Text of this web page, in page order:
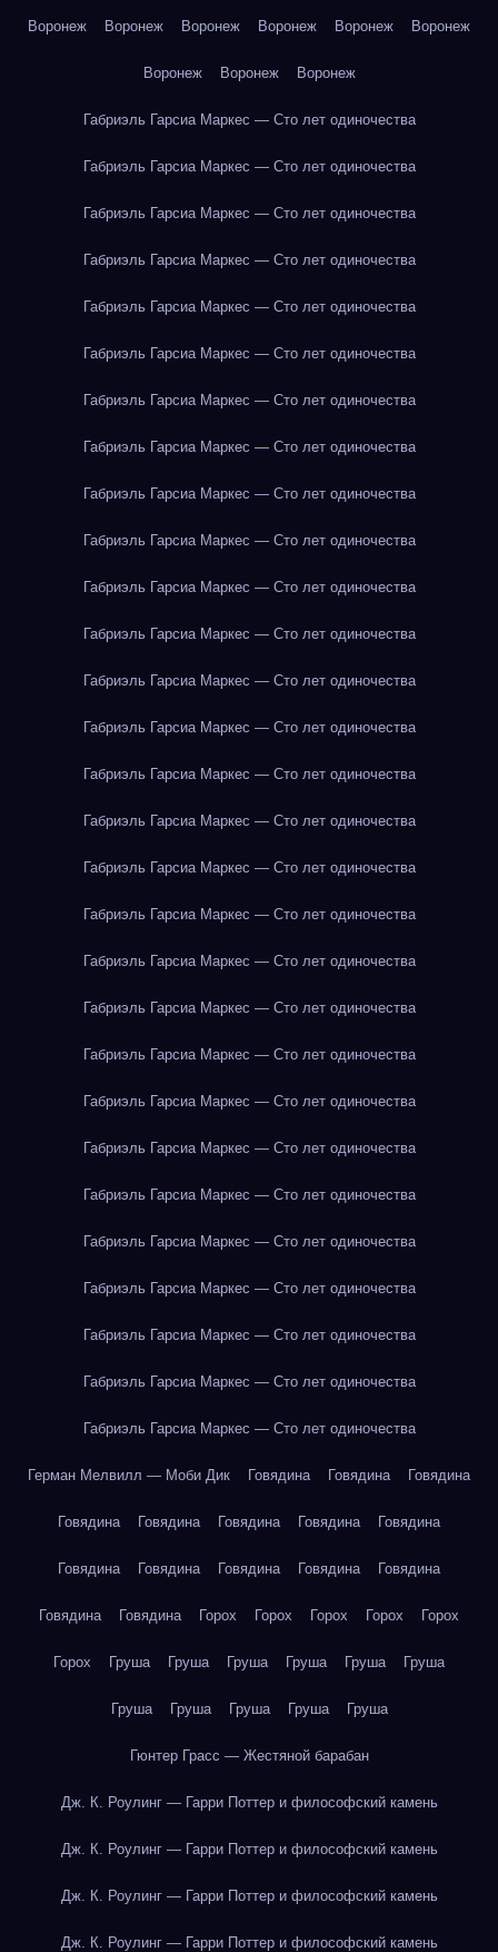
Воронеж Воронеж Воронеж Воронеж Воронеж Воронеж
Воронеж Воронеж Воронеж
Габриэль Гарсиа Маркес — Сто лет одиночества
Габриэль Гарсиа Маркес — Сто лет одиночества
Габриэль Гарсиа Маркес — Сто лет одиночества
Габриэль Гарсиа Маркес — Сто лет одиночества
Габриэль Гарсиа Маркес — Сто лет одиночества
Габриэль Гарсиа Маркес — Сто лет одиночества
Габриэль Гарсиа Маркес — Сто лет одиночества
Габриэль Гарсиа Маркес — Сто лет одиночества
Габриэль Гарсиа Маркес — Сто лет одиночества
Габриэль Гарсиа Маркес — Сто лет одиночества
Габриэль Гарсиа Маркес — Сто лет одиночества
Габриэль Гарсиа Маркес — Сто лет одиночества
Габриэль Гарсиа Маркес — Сто лет одиночества
Габриэль Гарсиа Маркес — Сто лет одиночества
Габриэль Гарсиа Маркес — Сто лет одиночества
Габриэль Гарсиа Маркес — Сто лет одиночества
Габриэль Гарсиа Маркес — Сто лет одиночества
Габриэль Гарсиа Маркес — Сто лет одиночества
Габриэль Гарсиа Маркес — Сто лет одиночества
Габриэль Гарсиа Маркес — Сто лет одиночества
Габриэль Гарсиа Маркес — Сто лет одиночества
Габриэль Гарсиа Маркес — Сто лет одиночества
Габриэль Гарсиа Маркес — Сто лет одиночества
Габриэль Гарсиа Маркес — Сто лет одиночества
Габриэль Гарсиа Маркес — Сто лет одиночества
Габриэль Гарсиа Маркес — Сто лет одиночества
Габриэль Гарсиа Маркес — Сто лет одиночества
Габриэль Гарсиа Маркес — Сто лет одиночества
Габриэль Гарсиа Маркес — Сто лет одиночества
Герман Мелвилл — Моби Дик Говядина Говядина Говядина
Говядина Говядина Говядина Говядина Говядина
Говядина Говядина Говядина Говядина Говядина
Говядина Говядина Горох Горох Горох Горох Горох
Горох Груша Груша Груша Груша Груша Груша
Груша Груша Груша Груша Груша
Гюнтер Грасс — Жестяной барабан
Дж. К. Роулинг — Гарри Поттер и философский камень
Дж. К. Роулинг — Гарри Поттер и философский камень
Дж. К. Роулинг — Гарри Поттер и философский камень
Дж. К. Роулинг — Гарри Поттер и философский камень